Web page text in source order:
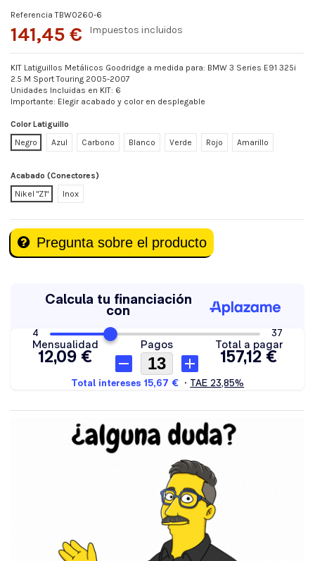
Referencia TBW0260-6
141,45 € Impuestos incluidos
KIT Latiguillos Metálicos Goodridge a medida para: BMW 3 Series E91 325i
2.5 M Sport Touring 2005-2007
Unidades Incluidas en KIT: 6
Importante: Elegir acabado y color en desplegable
Color Latiguillo
Negro
Azul Carbono Blanco Verde Rojo Amarillo
Acabado (Conectores)
Nikel "Z1"
Inox
Pregunta sobre el producto